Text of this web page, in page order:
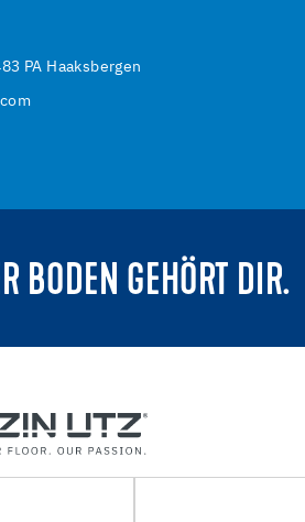
PA Haaksbergen
BODEN GEHÖRT DIR.